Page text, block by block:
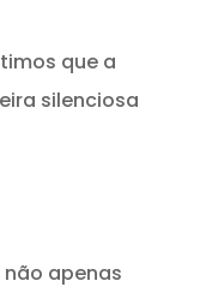
que a
silenciosa
apenas